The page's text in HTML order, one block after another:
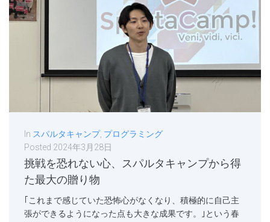
In スパルタキャンプ, プログラミング
Posted 2024年3月28日
挑戦を恐れない心、スパルタキャンプから得
た最大の贈り物
｢これまで感じていた恐怖心がなくなり、積極的に自己主
張ができるようになった点も大きな成果です。｣という春